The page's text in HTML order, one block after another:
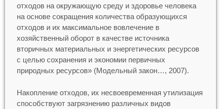
отходов на окружающую среду и здоровье человека
на основе сокращения количества образующихся
отходов и их максимальное вовлечение в
хозяйственный оборот в качестве источника
вторичных материальных и энергетических ресурсов
с целью сохранения и экономии первичных
природных ресурсов» (Модельный закон…, 2007).
Накопление отходов, их несвоевременная утилизация
способствуют загрязнению различных видов